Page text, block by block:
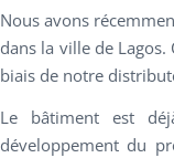
Nous avons
dans la ville de
biais de notre
Le bâtiment est
développement du